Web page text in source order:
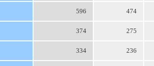
596 474
374 275
334 236